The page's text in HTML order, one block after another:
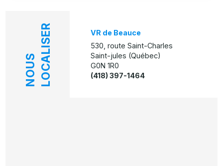
NOUS LOCALISER
VR de Beauce
530, route Saint-Charles
Saint-jules (Québec)
G0N 1R0
(418) 397-1464